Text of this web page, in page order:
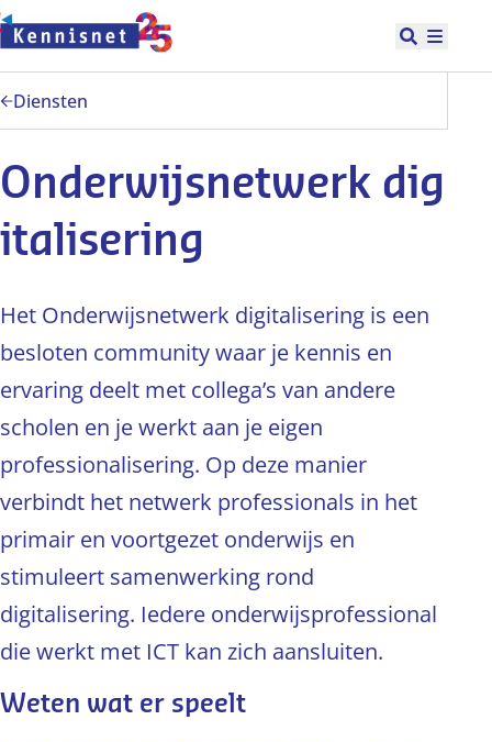
Doorgaan naar hoofdinhoud
Open
Diensten
Onderwijsnetwerk dig
italisering
Het Onderwijsnetwerk digitalisering is een
besloten community waar je kennis en
ervaring deelt met collega’s van andere
scholen en je werkt aan je eigen
professionalisering. Op deze manier
verbindt het netwerk professionals in het
primair en voortgezet onderwijs en
stimuleert samenwerking rond
digitalisering. Iedere onderwijsprofessional
die werkt met ICT kan zich aansluiten.
Weten wat er speelt